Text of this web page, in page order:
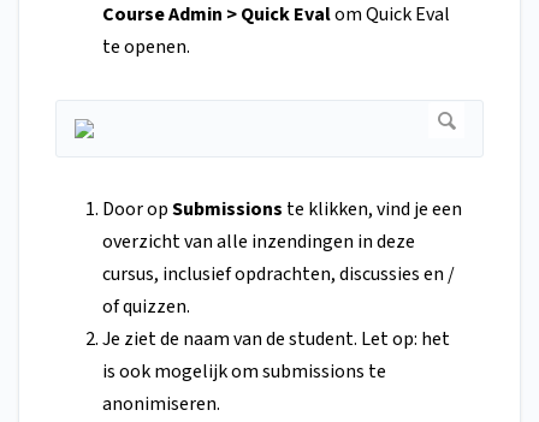
Course Admin > Quick Evalom Quick Eval
te openen.
Door opSubmissions te klikken, vind je een
overzicht van alle inzendingen in deze
cursus, inclusief opdrachten, discussies en /
of quizzen.
Je ziet de naam van de student. Let op: het
is ook mogelijk om submissions te
anonimiseren.